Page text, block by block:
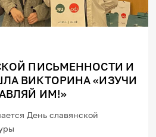
Задать вопрос
ПИСЬМЕННОСТИ И
ВИКТОРИНА «ИЗУЧИ
ИМ!»
День славянской